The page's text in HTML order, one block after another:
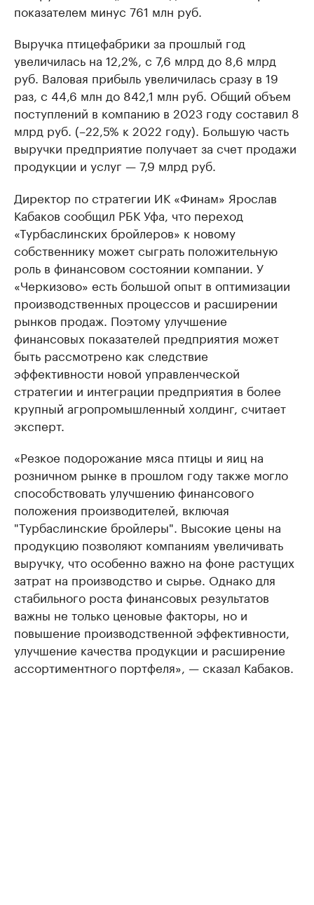
показателем минус 761 млн руб.
Выручка птицефабрики за прошлый год
увеличилась на 12,2%, с 7,6 млрд до 8,6 млрд
руб. Валовая прибыль увеличилась сразу в 19
раз, с 44,6 млн до 842,1 млн руб. Общий объем
поступлений в компанию в 2023 году составил 8
млрд руб. (–22,5% к 2022 году). Большую часть
выручки предприятие получает за счет продажи
продукции и услуг — 7,9 млрд руб.
Директор по стратегии ИК «Финам» Ярослав
Кабаков сообщил РБК Уфа, что переход
«Турбаслинских бройлеров» к новому
собственнику может сыграть положительную
роль в финансовом состоянии компании. У
«Черкизово» есть большой опыт в оптимизации
производственных процессов и расширении
рынков продаж. Поэтому улучшение
финансовых показателей предприятия может
быть рассмотрено как следствие
эффективности новой управленческой
стратегии и интеграции предприятия в более
крупный агропромышленный холдинг, считает
эксперт.
«Резкое подорожание мяса птицы и яиц на
розничном рынке в прошлом году также могло
способствовать улучшению финансового
положения производителей, включая
"Турбаслинские бройлеры". Высокие цены на
продукцию позволяют компаниям увеличивать
выручку, что особенно важно на фоне растущих
затрат на производство и сырье. Однако для
стабильного роста финансовых результатов
важны не только ценовые факторы, но и
повышение производственной эффективности,
улучшение качества продукции и расширение
ассортиментного портфеля», — сказал Кабаков.